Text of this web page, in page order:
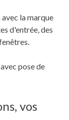
la marque
d'entrée, des
pose de
vos